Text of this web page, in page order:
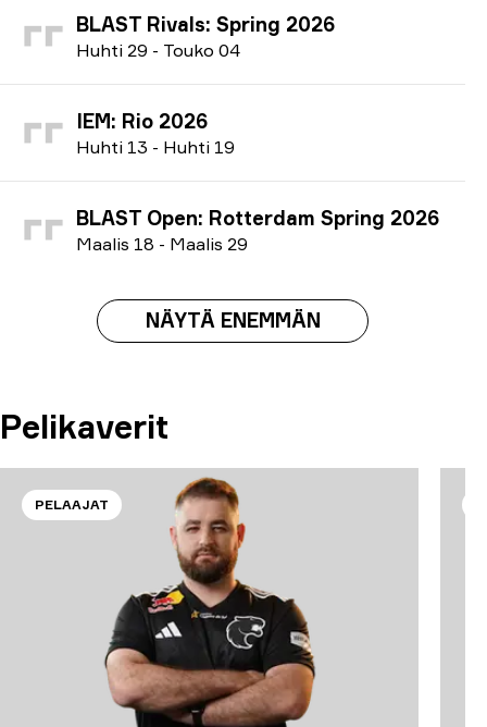
BLAST Rivals: Spring 2026
Huhti 29 - Touko 04
IEM: Rio 2026
Huhti 13 - Huhti 19
BLAST Open: Rotterdam Spring 2026
Maalis 18 - Maalis 29
NÄYTÄ ENEMMÄN
Pelikaverit
PELAAJAT